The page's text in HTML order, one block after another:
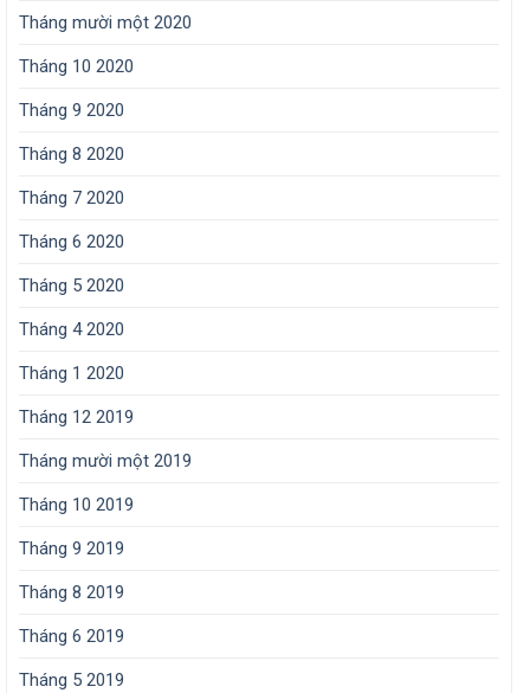
Tháng mười một 2020
Tháng 10 2020
Tháng 9 2020
Tháng 8 2020
Tháng 7 2020
Tháng 6 2020
Tháng 5 2020
Tháng 4 2020
Tháng 1 2020
Tháng 12 2019
Tháng mười một 2019
Tháng 10 2019
Tháng 9 2019
Tháng 8 2019
Tháng 6 2019
Tháng 5 2019